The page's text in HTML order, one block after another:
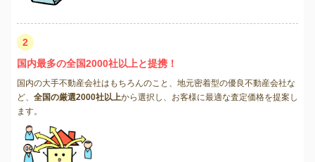
2
国内最多の全国2000社以上と提携！
国内の大手不動産会社はもちろんのこと、地元密着型の優良不動産会社な
ど、 全国の厳選2000社以上から選択し、お客様に最適な査定価格を提案し
ます。